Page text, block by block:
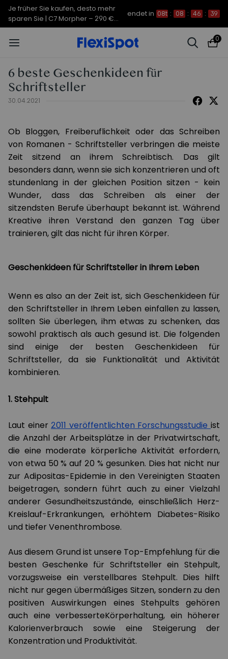
Je früher Sie kaufen, desto mehr
sparen Sie | C7 Morpher – 290 €
Rabatt
endet in 08t : 08 : 46 : 39
0
6 beste Geschenkideen für
Schriftsteller
30.04.2021
Ob Bloggen, Freiberuflichkeit oder das Schreiben
von Romanen - Schriftsteller verbringen die meiste
Zeit sitzend an ihrem Schreibtisch. Das gilt
besonders dann, wenn sie sich konzentrieren und oft
stundenlang in der gleichen Position sitzen - kein
Wunder, dass das Schreiben als einer der
sitzendsten Berufe überhaupt bekannt ist. Während
Kreative ihren Verstand den ganzen Tag über
trainieren, gilt das nicht für ihren Körper.
Geschenkideen für Schriftsteller in Ihrem Leben
Wenn es also an der Zeit ist, sich Geschenkideen für
den Schriftsteller in Ihrem Leben einfallen zu lassen,
sollten Sie überlegen, ihm etwas zu schenken, das
sowohl praktisch als auch gesund ist. Die folgenden
sind einige der besten Geschenkideen für
Schriftsteller, da sie Funktionalität und Aktivität
kombinieren.
1. Stehpult
Laut einer 2011 veröffentlichten Forschungsstudieist
die Anzahl der Arbeitsplätze in der Privatwirtschaft,
die eine moderate körperliche Aktivität erfordern,
von etwa 50 % auf 20 % gesunken. Dies hat nicht nur
zur Adipositas-Epidemie in den Vereinigten Staaten
beigetragen, sondern führt auch zu einer Vielzahl
anderer Gesundheitszustände, einschließlich Herz-
Kreislauf-Erkrankungen, erhöhtem Diabetes-Risiko
und tiefer Venenthrombose.
Aus diesem Grund ist unsere Top-Empfehlung für die
besten Geschenke für Schriftsteller ein Stehpult,
vorzugsweise ein verstellbares Stehpult. Dies hilft
nicht nur gegen übermäßiges Sitzen, sondern zu den
positiven Auswirkungen eines Stehpults gehören
auch eine verbesserteKörperhaltung, ein höherer
Kalorienverbrauch sowie eine Steigerung der
Konzentration und Produktivität.